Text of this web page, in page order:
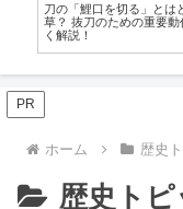
あなたの五行属性は？納音五行
いからみる、作家としての強み
作風診断
PR
ホーム 歴史
歴史トピ